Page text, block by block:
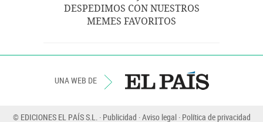
DESPEDIMOS CON NUESTROS
MEMES FAVORITOS
UNA WEB DE
© EDICIONES EL PAÍS S.L. Publicidad Aviso legal Política de privacidad